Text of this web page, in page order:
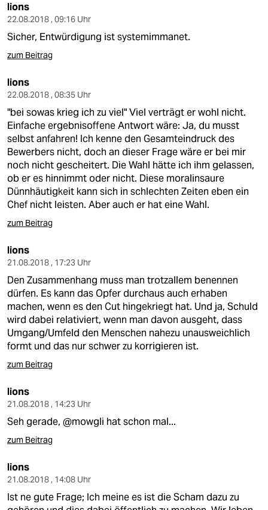
lions
22.08.2018 , 09:16 Uhr
Sicher, Entwürdigung ist systemimmanet.
zum Beitrag
lions
22.08.2018 , 08:35 Uhr
"bei sowas krieg ich zu viel" Viel verträgt er wohl nicht.
Einfache ergebnisoffene Antwort wäre: Ja, du musst
selbst anfahren! Ich kenne den Gesamteindruck des
Bewerbers nicht, doch an dieser Frage wäre er bei mir
noch nicht gescheitert. Die Wahl hätte ich ihm gelassen,
ob er es hinnimmt oder nicht. Diese moralinsaure
Dünnhäutigkeit kann sich in schlechten Zeiten eben ein
Chef nicht leisten. Aber auch er hat eine Wahl.
zum Beitrag
lions
21.08.2018 , 17:23 Uhr
Den Zusammenhang muss man trotzallem benennen
dürfen. Es kann das Opfer durchaus auch erhaben
machen, wenn es den Cut hingekriegt hat. Und ja, Schuld
wird dabei relativiert, wenn man davon ausgeht, dass
Umgang/Umfeld den Menschen nahezu unausweichlich
formt und das nur schwer zu korrigieren ist.
zum Beitrag
lions
21.08.2018 , 14:23 Uhr
Seh gerade, @mowgli hat schon mal...
zum Beitrag
lions
21.08.2018 , 14:08 Uhr
Ist ne gute Frage; Ich meine es ist die Scham dazu zu